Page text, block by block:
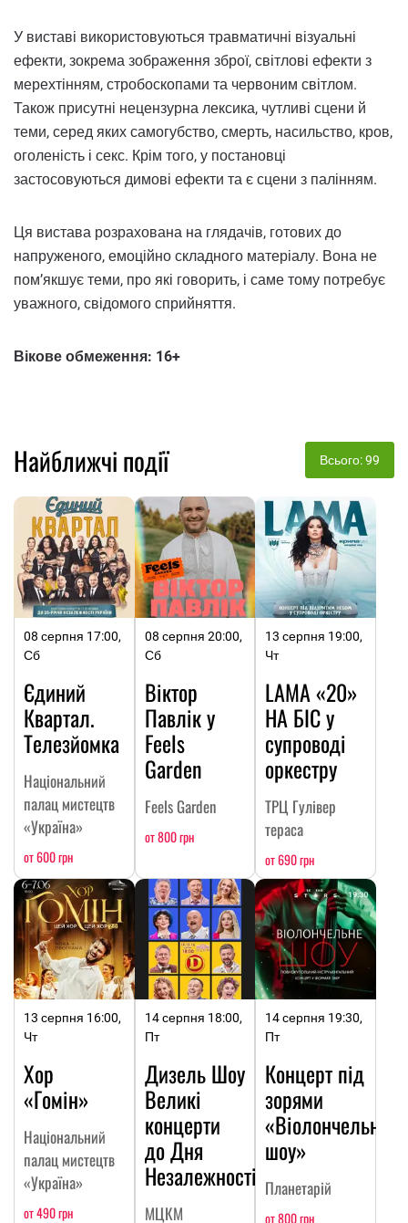
У виставі використовуються травматичні візуальні
ефекти, зокрема зображення зброї, світлові ефекти з
мерехтінням, стробоскопами та червоним світлом.
Також присутні нецензурна лексика, чутливі сцени й
теми, серед яких самогубство, смерть, насильство, кров,
оголеність і секс. Крім того, у постановці
застосовуються димові ефекти та є сцени з палінням.
Ця вистава розрахована на глядачів, готових до
напруженого, емоційно складного матеріалу. Вона не
пом’якшує теми, про які говорить, і саме тому потребує
уважного, свідомого сприйняття.
Вікове обмеження: 16+
Найближчі події Всього: 99
08 серпня 17:00,
Сб
Єдиний
Квартал.
Телезйомка
Національний
палац мистецтв
«Україна»
от 600 грн
08 серпня 20:00,
Сб
Віктор
Павлік у
Feels
Garden
Feels Garden
от 800 грн
13 серпня 19:00,
Чт
LAMA «20»
НА БІС у
супроводі
оркестру
ТРЦ Гулівер
тераса
от 690 грн
13 серпня 16:00,
Чт
Хор
«Гомін»
Національний
палац мистецтв
«Україна»
от 490 грн
14 серпня 18:00,
Пт
Дизель Шоу
Великі
концерти
до Дня
Незалежності
МЦКМ
14 серпня 19:30,
Пт
Концерт під
зорями
«Віолончельне
шоу»
Планетарій
от 800 грн